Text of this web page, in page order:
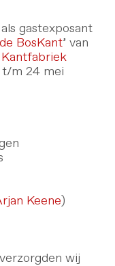
gastexposant
BosKant’ van
Kantfabriek
t/m 24 mei
Keene )
wij